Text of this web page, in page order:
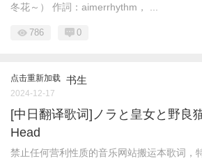
冬花～） 作詞：aimerrhythm， ...
786 0
点击重新加载 书生
2024-12-17
[中日翻译歌词]ノラと皇女と野良
Head
禁止任何营利性质的音乐网站搬运本歌词，